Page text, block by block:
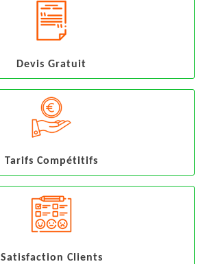
Devis Gratuit
Tarifs Compétitifs
Satisfaction Clients